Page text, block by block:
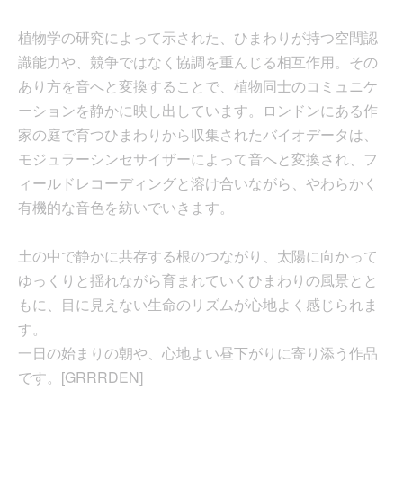
植物学の研究によって示された、ひまわりが持つ空間認
識能力や、競争ではなく協調を重んじる相互作用。その
あり方を音へと変換することで、植物同士のコミュニケ
ーションを静かに映し出しています。ロンドンにある作
家の庭で育つひまわりから収集されたバイオデータは、
モジュラーシンセサイザーによって音へと変換され、フ
ィールドレコーディングと溶け合いながら、やわらかく
有機的な音色を紡いでいきます。
土の中で静かに共存する根のつながり、太陽に向かって
ゆっくりと揺れながら育まれていくひまわりの風景とと
もに、目に見えない生命のリズムが心地よく感じられま
す。
一日の始まりの朝や、心地よい昼下がりに寄り添う作品
です。[GRRRDEN]